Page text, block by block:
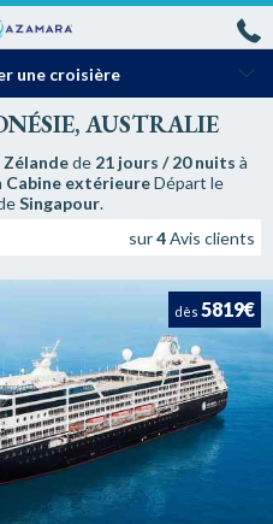
une croisière
AUSTRALIE
de 21 jours / 20 nuits à
Cabine extérieureDépart le
Singapour.
sur4Avis clients
dès 5819€